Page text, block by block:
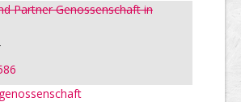
Partner Genossenschaft in